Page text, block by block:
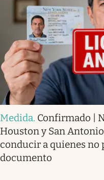
Medida. Confirmado |
Houston y San
conducir a quienes no
documento